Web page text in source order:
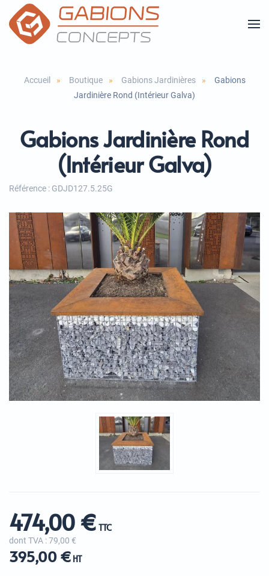
Accéder
au
principal
Accueil Boutique Gabions Jardinières
Gabions
Jardinière Rond (Intérieur Galva)
Gabions Jardinière Rond
(Intérieur Galva)
Référence : GDJD127.5.25G
474,00 € TTC
dont TVA :79,00 €
395,00 € HT